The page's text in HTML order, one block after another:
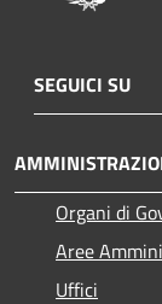
SEGUICI SU
Organi di
Aree
Uffici